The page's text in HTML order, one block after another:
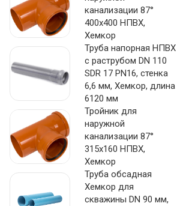
канализации 87°
400х400 НПВХ,
Хемкор
Труба напорная НПВХ
с раструбом DN 110
SDR 17 PN16, стенка
6,6 мм, Хемкор, длина
6120 мм
Тройник для
наружной
канализации 87°
315х160 НПВХ,
Хемкор
Труба обсадная
Хемкор для
скважины DN 90 мм,